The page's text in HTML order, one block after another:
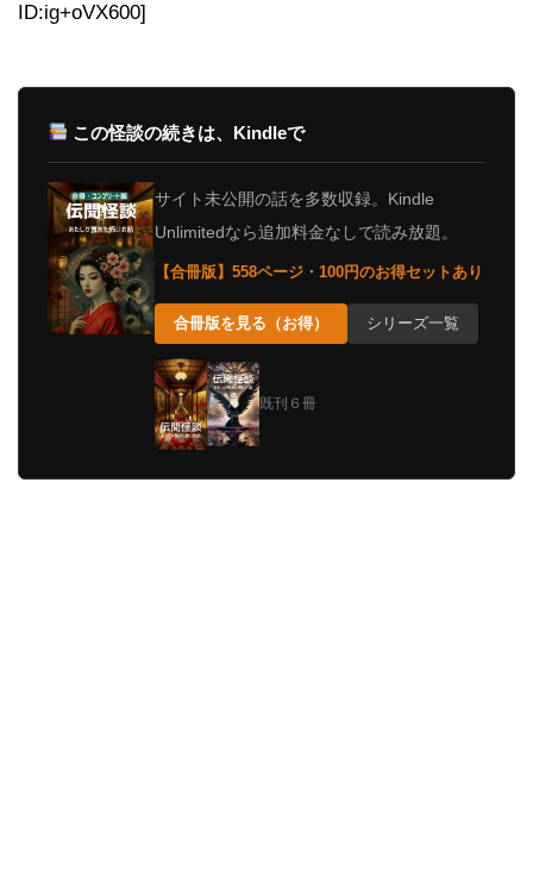
ID:ig+oVX600]
この怪談の続きは、Kindleで
サイト未公開の話を多数収録。Kindle
Unlimitedなら追加料金なしで読み放題。
【合冊版】558ページ・100円のお得セットあり
合冊版を見る（お得） シリーズ一覧
既刊６冊